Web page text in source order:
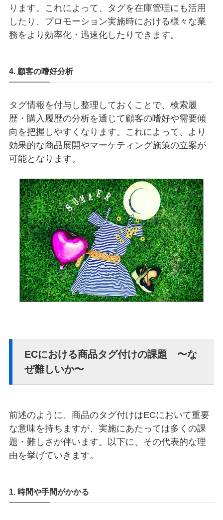
ります。これによって、タグを在庫管理にも活用
したり、プロモーション実施時における様々な業
務をより効率化・迅速化したりできます。
4. 顧客の嗜好分析
タグ情報を付与し整理しておくことで、検索履
歴・購入履歴の分析を通じて顧客の嗜好や需要傾
向を把握しやすくなります。これによって、より
効果的な商品展開やマーケティング施策の立案が
可能となります。
ECにおける商品タグ付けの課題 〜な
ぜ難しいか〜
前述のように、商品のタグ付けはECにおいて重要
な意味を持ちますが、実施にあたっては多くの課
題・難しさが伴います。以下に、その代表的な理
由を挙げていきます。
1. 時間や手間がかかる